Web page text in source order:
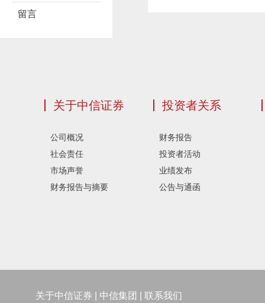
留言
关于中信证券
公司概况
社会责任
市场声誉
财务报告与摘要
投资者关系
财务报告
投资者活动
业绩发布
公告与通函
关于中信证券 中信集团 联系我们